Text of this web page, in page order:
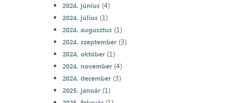
2024. június(4)
2024. július(1)
2024. augusztus(1)
2024. szeptember(3)
2024. október(1)
2024. november(4)
2024. december(3)
2025. január(1)